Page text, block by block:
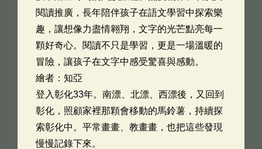
閱讀推廣，長年陪伴孩子在語文學習中探索樂
趣，讓想像力盡情翱翔，文字的光芒點亮每一
顆好奇心。閱讀不只是學習，更是一場溫暖的
冒險，讓孩子在文字中感受驚喜與感動。
繪者：知亞
登入彰化33年。南漂、北漂、西漂後，又回到
彰化，照顧家裡那顆會移動的馬鈴薯，持續探
索彰化中。平常畫畫、教畫畫，也把這些發現
慢慢記錄下來。